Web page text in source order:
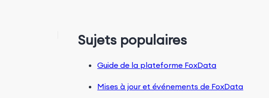
Sujets populaires
Guide de la plateforme FoxData
Mises à jour et événements de FoxData